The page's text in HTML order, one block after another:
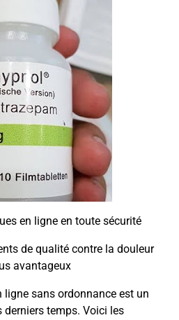
en ligne en toute sécurité
de qualité contre la douleur
avantageux
ligne sans ordonnance est un
temps. Voici les